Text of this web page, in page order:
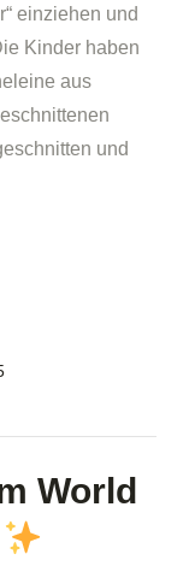
einziehen und
Kinder haben
aus
und
World